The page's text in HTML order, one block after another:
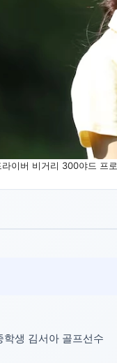
라이버 비거리 300야드 프
학생 김서아 골프선수